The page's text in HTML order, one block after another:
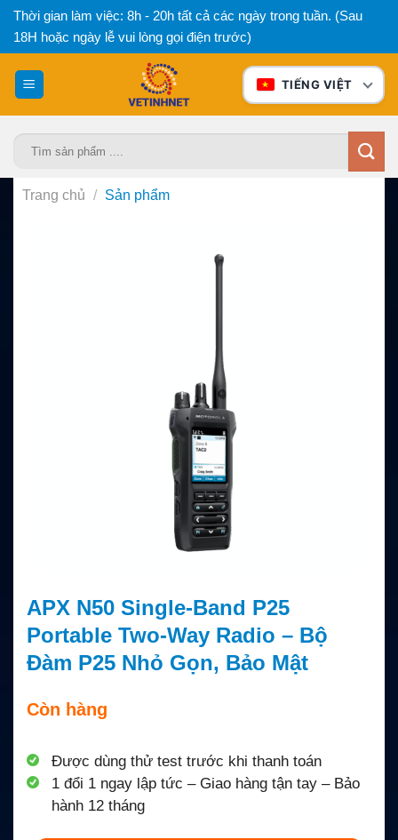
Bỏ
qua
nội
dung
Thời gian làm việc: 8h - 20h tất cả các ngày trong tuần. (Sau
18H hoặc ngày lễ vui lòng gọi điện trước)
TIẾNG VIỆT
Trang chủ / Sản phẩm
APX N50 Single-Band P25
Portable Two-Way Radio – Bộ
Đàm P25 Nhỏ Gọn, Bảo Mật
Còn hàng
Được dùng thử test trước khi thanh toán
1 đổi 1 ngay lập tức – Giao hàng tận tay – Bảo
hành 12 tháng